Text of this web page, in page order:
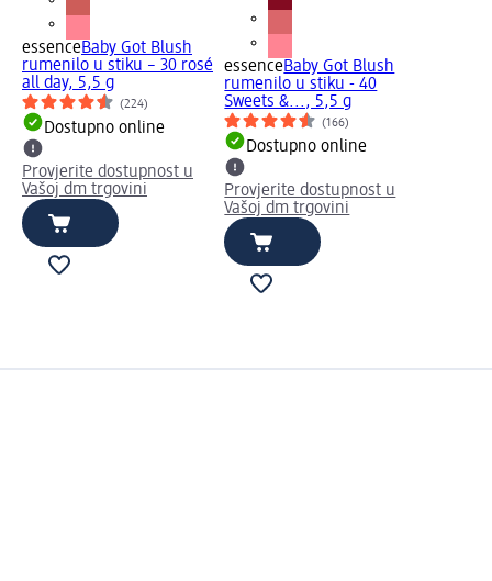
essenceBaby Got Blush
rumenilo u stiku – 30 rosé
all day, 5,5 g
(224)
Dostupno online
Provjerite dostupnost u
Vašoj dm trgovini
essenceBaby Got Blush
rumenilo u stiku - 40
Sweets &..., 5,5 g
(166)
Dostupno online
Provjerite dostupnost u
Vašoj dm trgovini